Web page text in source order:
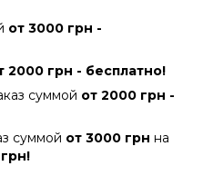
от 3000 грн -
2000 грн - бесплатно!
суммой от 2000 грн -
суммой от 3000 грн на